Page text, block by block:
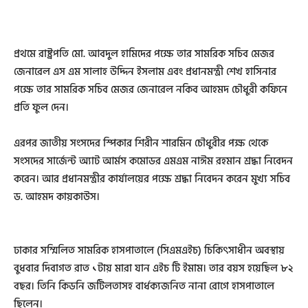
প্রথমে রাষ্ট্রপতি মো. আবদুল হামিদের পক্ষে তার সামরিক সচিব মেজর
জেনারেল এস এম সালাহ উদ্দিন ইসলাম এবং প্রধানমন্ত্রী শেখ হাসিনার
পক্ষে তার সামরিক সচিব মেজর জেনারেল নকিব আহমদ চৌধুরী কফিনে
প্রতি ফুল দেন।
এরপর জাতীয় সংসদের স্পিকার শিরীন শারমিন চৌধুরীর পক্ষ থেকে
সংসদের সার্জেন্ট অ্যাট আর্মস কমোডর এমএম নাঈম রহমান শ্রদ্ধা নিবেদন
করেন। আর প্রধানমন্ত্রীর কার্যালয়ের পক্ষে শ্রদ্ধা নিবেদন করেন মুখ্য সচিব
ড. আহমদ কায়কাউস।
ঢাকার সম্মিলিত সামরিক হাসপাতালে (সিএমএইচ) চিকিৎসাধীন অবস্থায়
বুধবার দিবাগত রাত ১টায় মারা যান এইচ টি ইমাম। তার বয়স হয়েছিল ৮২
বছর। তিনি কিডনি জটিলতাসহ বার্ধক্যজনিত নানা রোগে হাসপাতালে
ছিলেন।